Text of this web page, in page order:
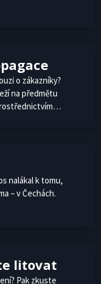
o zákazníky?
na předmětu
nalákal k tomu,
– v Čechách.
litovat
Pak zkuste